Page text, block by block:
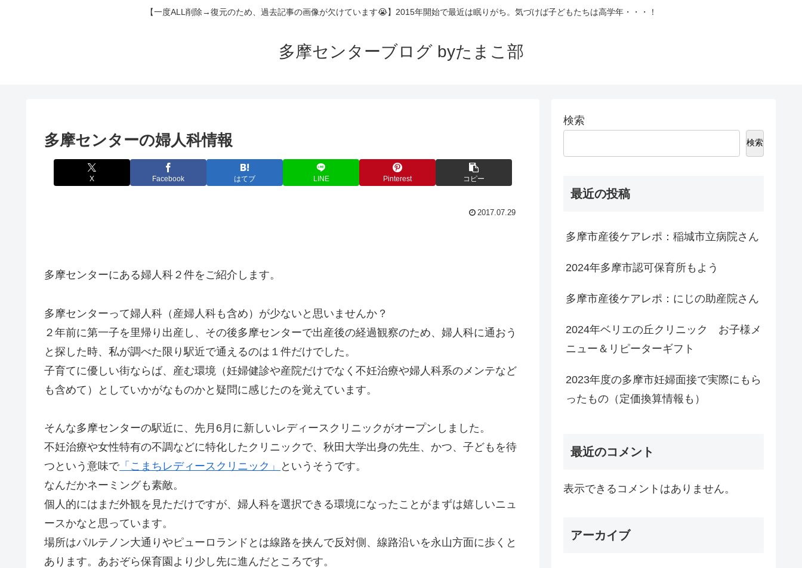
【一度ALL削除→復元のため、過去記事の画像が欠けています😭】2015年開始で最近は眠りがち。気づけば子どもたちは高学年・・・！
多摩センターブログ byたまこ部
多摩センターの婦人科情報
X Facebook はてブ LINE Pinterest コピー
2017.07.29
多摩センターにある婦人科２件をご紹介します。
多摩センターって婦人科（産婦人科も含め）が少ないと思いませんか？
２年前に第一子を里帰り出産し、その後多摩センターで出産後の経過観察のため、婦人科に通おう
と探した時、私が調べた限り駅近で通えるのは１件だけでした。
子育てに優しい街ならば、産む環境（妊婦健診や産院だけでなく不妊治療や婦人科系のメンテなど
も含めて）としていかがなものかと疑問に感じたのを覚えています。
そんな多摩センターの駅近に、先月6月に新しいレディースクリニックがオープンしました。
不妊治療や女性特有の不調などに特化したクリニックで、秋田大学出身の先生、かつ、子どもを待
つという意味で「こまちレディースクリニック」
というそうです。
なんだかネーミングも素敵。
個人的にはまだ外観を見ただけですが、婦人科を選択できる環境になったことがまずは嬉しいニュ
ースかなと思っています。
場所はパルテノン大通りやピューロランドとは線路を挟んで反対側、線路沿いを永山方面に歩くと
あります。あおぞら保育園より少し先に進んだところです。
検索
検索
最近の投稿
多摩市産後ケアレポ：稲城市立病院さん
2024年多摩市認可保育所もよう
多摩市産後ケアレポ：にじの助産院さん
2024年ベリエの丘クリニック お子様メ
ニュー＆リピーターギフト
2023年度の多摩市妊婦面接で実際にもら
ったもの（定価換算情報も）
最近のコメント
表示できるコメントはありません。
アーカイブ